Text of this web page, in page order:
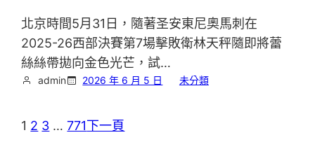
北京時間5月31日，隨著圣安東尼奧馬刺在
2025-26西部決賽第7場擊敗衛林天秤隨即將蕾
絲絲帶拋向金色光芒，試…
admin 2026 年 6 月 5 日 未分類
1 2 3 … 771下一頁